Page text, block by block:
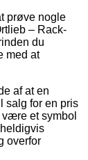
prøve nogle
– Rack-
du
med at
af at en
salg for en pris
et symbol
overfor